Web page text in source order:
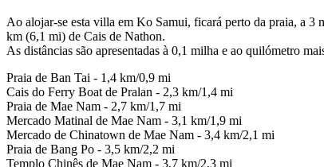
Ao alojar-se esta villa em Ko Samui, ficará perto da praia, a 3
km (6,1 mi) de Cais de Nathon.
As distâncias são apresentadas à 0,1 milha e ao quilómetro
Praia de Ban Tai - 1,4 km/0,9 mi
Cais do Ferry Boat de Pralan - 2,3 km/1,4 mi
Praia de Mae Nam - 2,7 km/1,7 mi
Mercado Matinal de Mae Nam - 3,1 km/1,9 mi
Mercado de Chinatown de Mae Nam - 3,4 km/2,1 mi
Praia de Bang Po - 3,5 km/2,2 mi
Templo Chinês de Mae Nam - 3,7 km/2,3 mi